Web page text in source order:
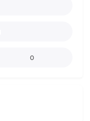
0